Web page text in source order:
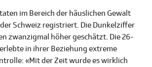
im Bereich der häuslichen Gewalt
Schweiz registriert. Die Dunkelziffer
zwanzigmal höher geschätzt. Die 26-
in ihrer Beziehung extreme
«Mit der Zeit wurde es wirklich